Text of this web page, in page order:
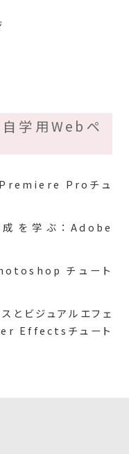
学用Webペ
Premiere Proチュ
を学ぶ：Adobe
チュート
とビジュアルエフェ
Effectsチュート